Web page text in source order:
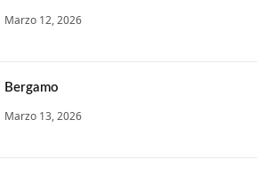
Marzo 12, 2026
Bergamo
Marzo 13, 2026